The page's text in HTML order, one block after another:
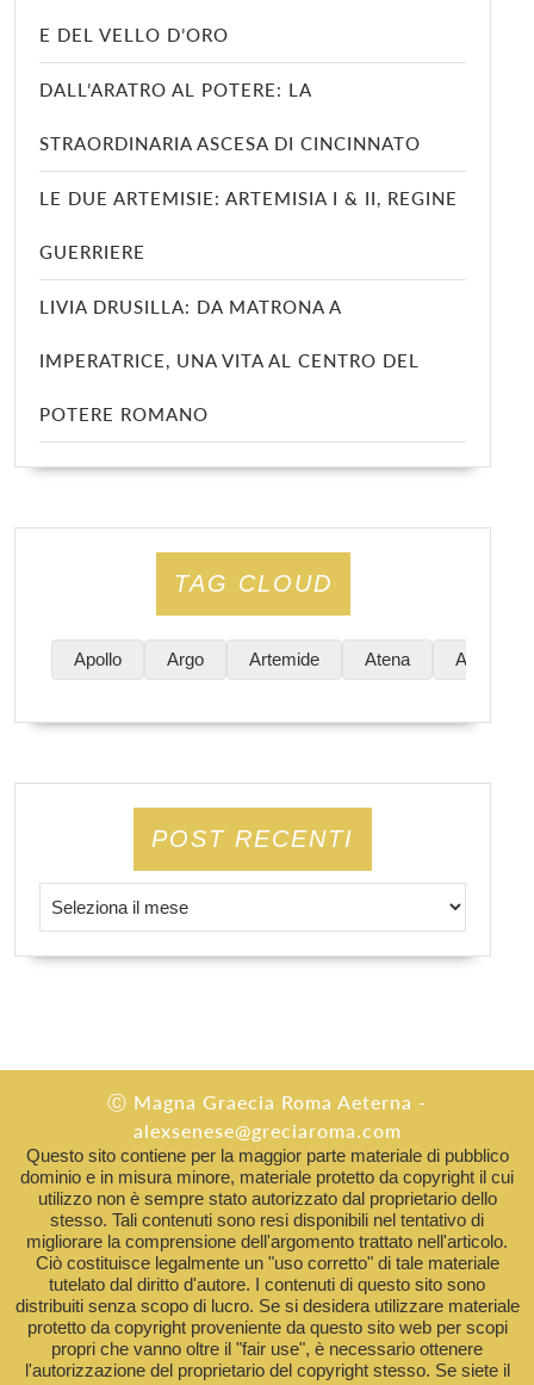
E DEL VELLO D’ORO
DALL’ARATRO AL POTERE: LA
STRAORDINARIA ASCESA DI CINCINNATO
LE DUE ARTEMISIE: ARTEMISIA I & II, REGINE
GUERRIERE
LIVIA DRUSILLA: DA MATRONA A
IMPERATRICE, UNA VITA AL CENTRO DEL
POTERE ROMANO
TAG CLOUD
Apollo Argo Artemide Atena Atene
POST RECENTI
Ⓒ Magna Graecia Roma Aeterna -
alexsenese@greciaroma.com
Questo sito contiene per la maggior parte materiale di pubblico
dominio e in misura minore, materiale protetto da copyright il cui
utilizzo non è sempre stato autorizzato dal proprietario dello
stesso. Tali contenuti sono resi disponibili nel tentativo di
migliorare la comprensione dell'argomento trattato nell'articolo.
Ciò costituisce legalmente un "uso corretto" di tale materiale
tutelato dal diritto d'autore. I contenuti di questo sito sono
distribuiti senza scopo di lucro. Se si desidera utilizzare materiale
protetto da copyright proveniente da questo sito web per scopi
propri che vanno oltre il "fair use", è necessario ottenere
l'autorizzazione del proprietario del copyright stesso. Se siete il